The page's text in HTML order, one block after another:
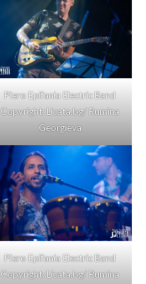
Piero Epifania Electric Band
Copyright: Licata.bg/ Rumina
Georgieva
Piero Epifania Electric Band
Copyright: Licata.bg/ Rumina